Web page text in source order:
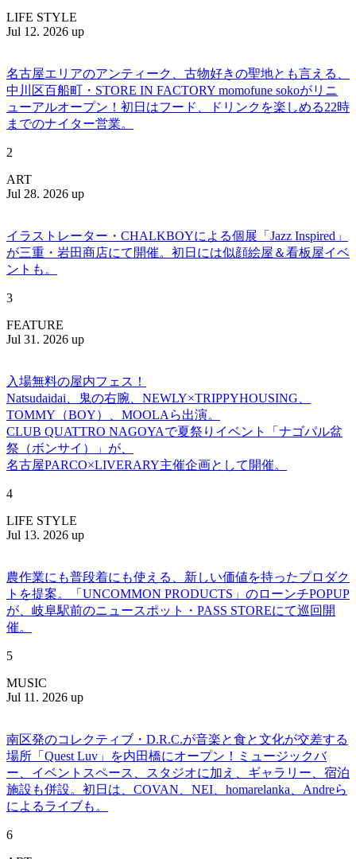
LIFE STYLE
Jul 12. 2026 up
名古屋エリアのアンティーク、古物好きの聖地とも言える、
中川区百船町・STORE IN FACTORY momofune sokoがリニ
ューアルオープン！初日はフード、ドリンクを楽しめる22時
までのナイター営業。
2
ART
Jul 28. 2026 up
イラストレーター・CHALKBOYによる個展「Jazz Inspired」
が三重・岩田商店にて開催。初日には似顔絵屋＆看板屋イベ
ントも。
3
FEATURE
Jul 31. 2026 up
入場無料の屋内フェス！
Natsudaidai、鬼の右腕、NEWLY×TRIPPYHOUSING、
TOMMY（BOY）、MOOLAら出演。
CLUB QUATTRO NAGOYAで夏祭りイベント「ナゴパル盆
祭（ボンサイ）」が、
名古屋PARCO×LIVERARY主催企画として開催。
4
LIFE STYLE
Jul 13. 2026 up
農作業にも普段着にも使える、新しい価値を持ったプロダク
トを提案。「UNCOMMON PRODUCTS」のローンチPOPUP
が、岐阜駅前のニュースポット・PASS STOREにて巡回開
催。
5
MUSIC
Jul 11. 2026 up
南区発のコレクティブ・D.R.C.が⾳楽と⾷と⽂化が交差する
場所「Quest Luv」を内田橋にオープン！ミュージックバ
ー、イベントスペース、スタジオに加え、ギャラリー、宿泊
施設も併設。初日は、COVAN、NEI、homarelanka、Andreら
によるライブも。
6